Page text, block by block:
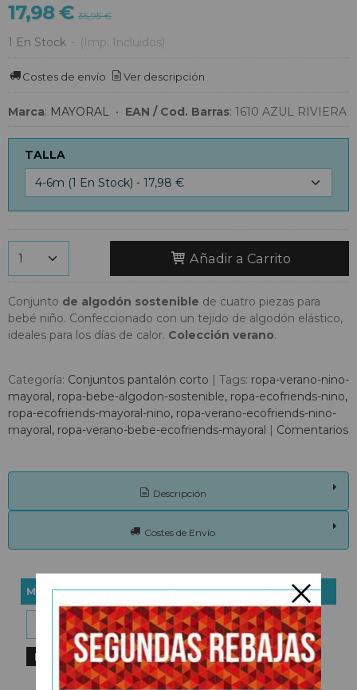
MARCAS
17,98 € 35,95 €
1 En Stock - (Imp. Incluidos)
Costes de envío Ver descripción
Marca: MAYORAL • EAN / Cod. Barras: 1610 AZUL RIVIERA
TALLA
Añadir a Carrito
Conjunto de algodón sostenible de cuatro piezas para
bebé niño. Confeccionado con un tejido de algodón elástico,
ideales para los días de calor. Colección verano.
Categoría: Conjuntos pantalón corto | Tags: ropa-verano-nino-
mayoral ropa-bebe-algodon-sostenible ropa-ecofriends-nino
ropa-ecofriends-mayoral-nino ropa-verano-ecofriends-nino-
mayoral ropa-verano-bebe-ecofriends-mayoral | Comentarios
Descripción
Costes de Envío